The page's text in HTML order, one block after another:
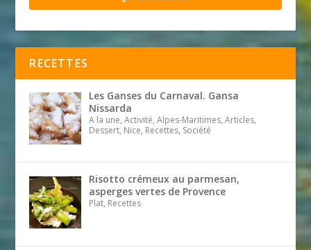
RECETTES
Les Ganses du Carnaval. Gansa
Nissarda
A la une, Activité, Alpes-Maritimes, Articles,
Dessert, Nice, Recettes, Société
Risotto crémeux au parmesan,
asperges vertes de Provence
Plat, Recettes